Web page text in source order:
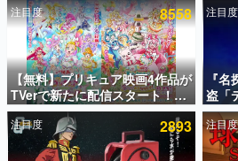
電ファミのいま読まれている記事ラン
アプリセール情報
インタビュー
連載・特集一覧
注目度 8558
【無料】プリキュア映画4作品が
TVerで新たに配信スタート！な
んと2018年～2024年の映画ほぼ
すべてが見放題に、ぶっちゃけ
ありえないラインナップ
注目度
『
盗「
キャ
明。
界生
注目度 2893 注目度